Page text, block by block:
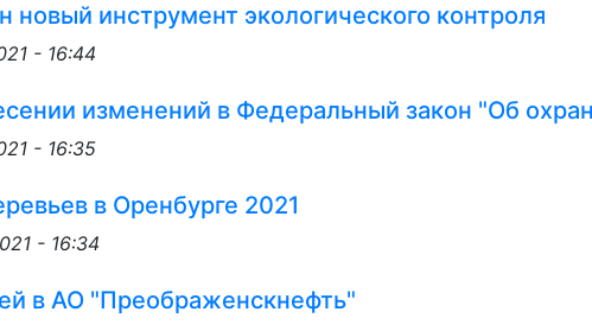
новый инструмент экологического контроля
- 16:44
изменений в Федеральный закон "Об
- 16:35
в Оренбурге 2021
- 16:34
в АО "Преображенскнефть"